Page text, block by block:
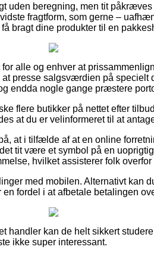
uden beregning, men tit
fragtform, som gerne –
bragt dine produkter til en
alle og enhver at
presse salgsværdien på specielt
endda nogle gange præstere
flere butikker på nettet efter
at du er velinformeret til at
at i tilfælde af at en online
tit være et symbol på en
hvilket assisterer folk
med mobilen. Alternativt kan
fordel i at afbetale betalingen
handler kan de helt sikkert
ikke super interessant.